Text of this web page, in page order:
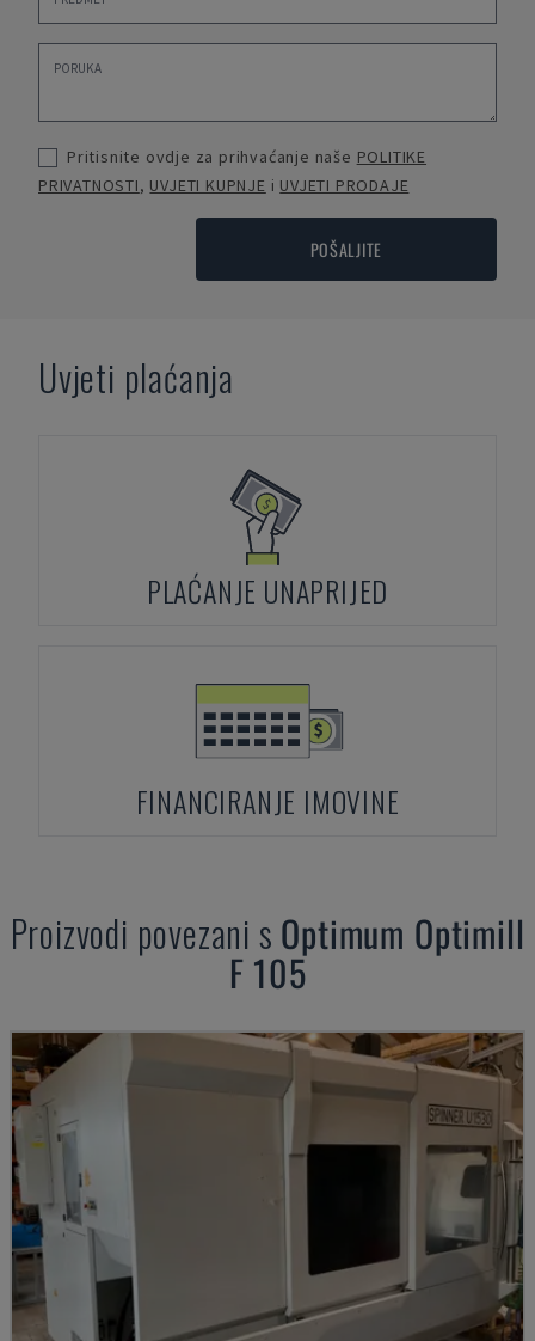
Pritisnite ovdje za prihvaćanje naše POLITIKE
PRIVATNOSTI, UVJETI KUPNJE i UVJETI PRODAJE
POŠALJITE
Uvjeti plaćanja
PLAĆANJE UNAPRIJED
FINANCIRANJE IMOVINE
Proizvodi povezani s Optimum Optimill
F 105